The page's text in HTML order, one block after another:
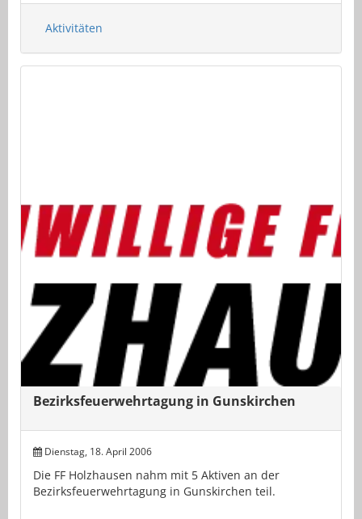
Aktivitäten
Bezirksfeuerwehrtagung in Gunskirchen
Dienstag, 18. April 2006
Die FF Holzhausen nahm mit 5 Aktiven an der
Bezirksfeuerwehrtagung in Gunskirchen teil.